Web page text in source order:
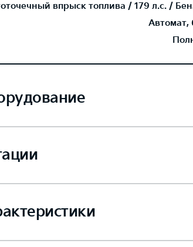
впрыск топлива / 179 л.с. /
Автомат,